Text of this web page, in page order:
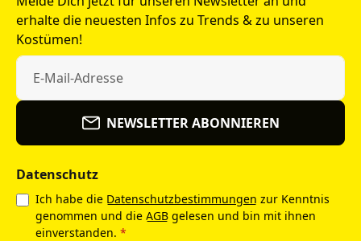
erhalte die neuesten Infos zu Trends & zu unseren
Kostümen!
NEWSLETTER ABONNIEREN
Datenschutz
Ich habe die Datenschutzbestimmungen zur Kenntnis
genommen und die AGB gelesen und bin mit ihnen
einverstanden. *